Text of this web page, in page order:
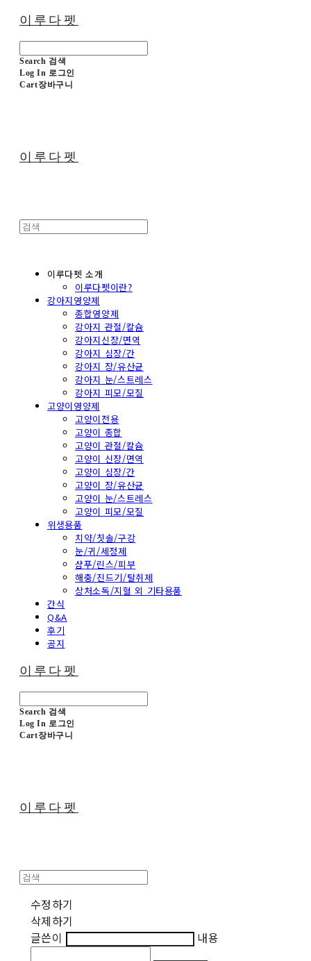
이루다펫
Search 검색
Log In 로그인
Cart장바구니
이루다펫
이루다펫 소개
이루다펫이란?
강아지영양제
종합영양제
강아지 관절/칼슘
강아지신장/면역
강아지 심장/간
강아지 장/유산균
강아지 눈/스트레스
강아지 피모/모질
고양이영양제
고양이전용
고양이 종합
고양이 관절/칼슘
고양이 신장/면역
고양이 심장/간
고양이 장/유산균
고양이 눈/스트레스
고양이 피모/모질
위생용품
치약/칫솔/구강
눈/귀/세정제
샴푸/린스/피부
해충/진드기/탈취제
상처소독/지혈 외 기타용품
간식
Q&A
후기
공지
이루다펫
Search 검색
Log In 로그인
Cart장바구니
이루다펫
수정하기
삭제하기
글쓴이
내용